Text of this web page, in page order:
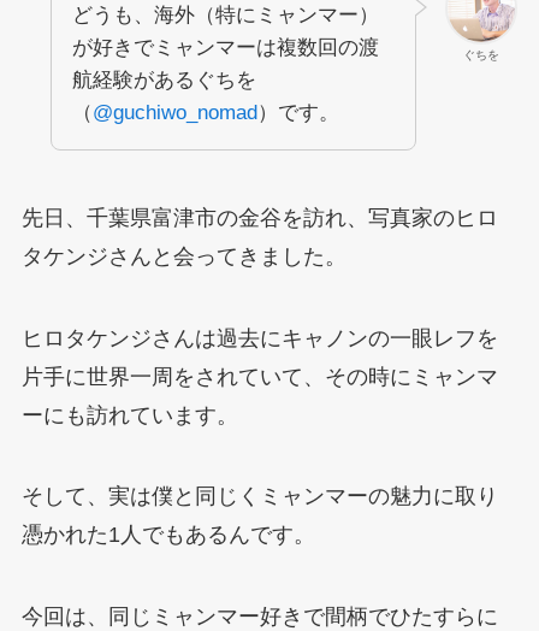
ぐちを
どうも、海外（特にミャンマー）
が好きでミャンマーは複数回の渡
航経験があるぐちを
（@guchiwo_nomad）です。
先日、千葉県富津市の金谷を訪れ、写真家のヒロ
タケンジさんと会ってきました。
ヒロタケンジさんは過去にキャノンの一眼レフを
片手に世界一周をされていて、その時にミャンマ
ーにも訪れています。
そして、実は僕と同じくミャンマーの魅力に取り
憑かれた1人でもあるんです。
今回は、同じミャンマー好きで間柄でひたすらに